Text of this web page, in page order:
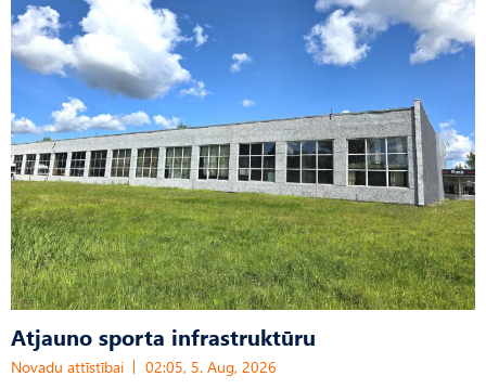
Atjauno sporta infrastruktūru
Novadu attīstībai 02:05, 5. Aug, 2026